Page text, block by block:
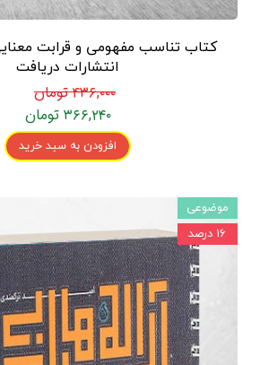
کتاب تناسب مفهومی و قرابت
انتشارات دریافت
۴۳۶,۰۰۰ تومان
۳۶۶,۲۴۰ تومان
افزودن به سبد خرید
موضوعی
۱۶ درصد